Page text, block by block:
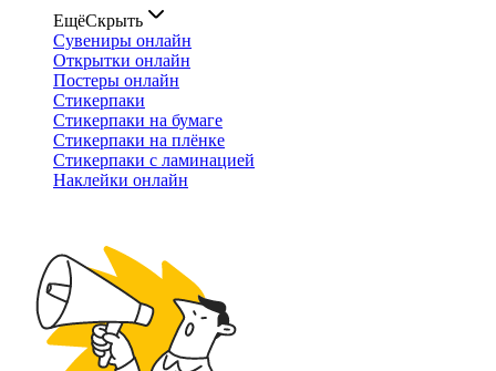
ЕщёСкрыть
Сувениры онлайн
Открытки онлайн
Постеры онлайн
Стикерпаки
Стикерпаки на бумаге
Стикерпаки на плёнке
Стикерпаки с ламинацией
Наклейки онлайн